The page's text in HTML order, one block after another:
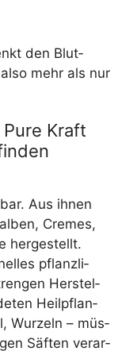
den Blut­
mehr als nur
Kraft
Aus ihnen
Cremes,
her­ge­stellt.
pflanz­li­
Her­stel­
Heil­pflan­
Wur­zeln – müs­
Säf­ten ver­ar­